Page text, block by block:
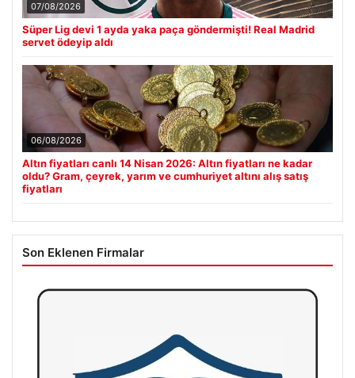
07/08/2026
Süper Lig devi 1 ayda yaka paça göndermişti! Real Madrid
servet ödeyip aldı
06/08/2026
Altın fiyatları canlı 14 Nisan 2026: Altın fiyatları ne kadar
oldu? Gram, çeyrek, yarım ve cumhuriyet altını alış satış
fiyatları
Son Eklenen Firmalar